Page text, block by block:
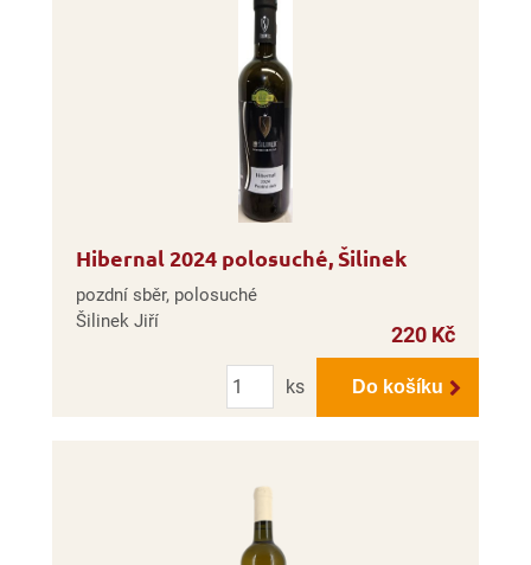
Hibernal 2024 polosuché, Šilinek
pozdní sběr, polosuché
Šilinek Jiří
220 Kč
Počet
ks
Do košíku